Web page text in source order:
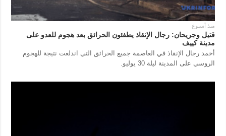
منذ أسبوع
قتيل وجريحان: رجال الإنقاذ يطفئون الحرائق بعد هجوم للعدو على
مدينة كييف
أخمد رجال الإنقاذ في العاصمة جميع الحرائق التي اندلعت نتيجة للهجوم
الروسي على المدينة ليلة 30 يوليو.